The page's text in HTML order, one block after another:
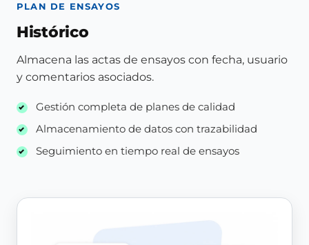
PLAN DE ENSAYOS
Histórico
Almacena las actas de ensayos con fecha, usuario
y comentarios asociados.
Gestión completa de planes de calidad
Almacenamiento de datos con trazabilidad
Seguimiento en tiempo real de ensayos